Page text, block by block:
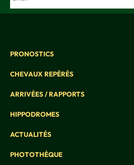
PRONOSTICS
CHEVAUX REPÉRÉS
ARRIVÉES / RAPPORTS
HIPPODROMES
ACTUALITÉS
PHOTOTHÈQUE